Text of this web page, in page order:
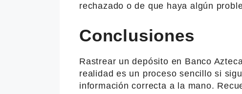
rechazado o de que haya algún
Conclusiones
Rastrear un depósito en Banco
realidad es un proceso sencillo si
información correcta a la mano.